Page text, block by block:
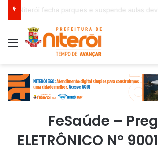
Menu
FeSaúde –
ELETRÔNICO Nº